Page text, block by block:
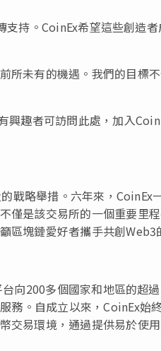
持。CoinEx希望這些創造
所未有的機遇。我們的目標
興趣者可訪問此處，加入
戰略舉措。六年來，CoinEx
僅是該交易所的一個重要里
區塊鏈愛好者攜手共創Web3
向200多個國家和地區的超
務。自成立以來，CoinEx始
交易環境，通過提供易於使